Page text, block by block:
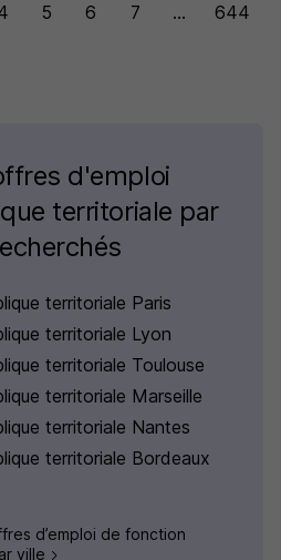
5 6 7 ... 644
d'emploi
territoriale par
territoriale Paris
territoriale Lyon
territoriale Toulouse
territoriale Marseille
territoriale Nantes
territoriale Bordeaux
d’emploi de fonction
ville